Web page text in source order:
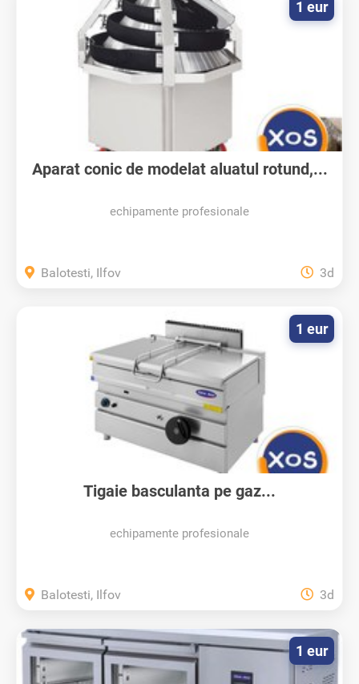
Aparat conic de modelat aluatul rotund,...
echipamente profesionale
1 eur
Balotesti, Ilfov 3d
Tigaie basculanta pe gaz...
echipamente profesionale
1 eur
Balotesti, Ilfov 3d
1 eur